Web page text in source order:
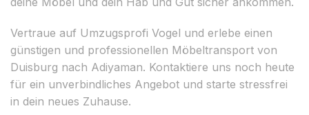
Vertraue auf Umzugsprofi Vogel und erlebe einen
günstigen und professionellen Möbeltransport von
Duisburg nach Adiyaman. Kontaktiere uns noch heute
für ein unverbindliches Angebot und starte stressfrei
in dein neues Zuhause.